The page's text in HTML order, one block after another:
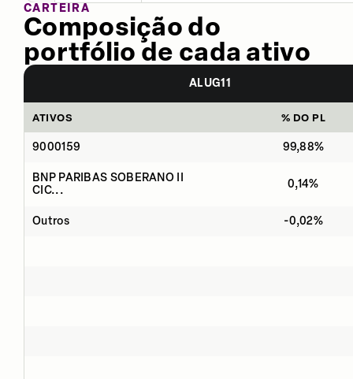
CARTEIRA
Composição do
portfólio de cada ativo
ALUG11
ATIVOS % DO PL
9000159 99,88%
BNP PARIBAS SOBERANO II
CIC...
0,14%
Outros -0,02%